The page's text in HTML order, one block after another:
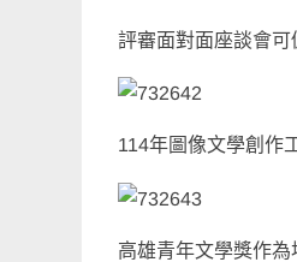
評審面對面座談會
114年圖像文學創作
高雄青年文學獎作